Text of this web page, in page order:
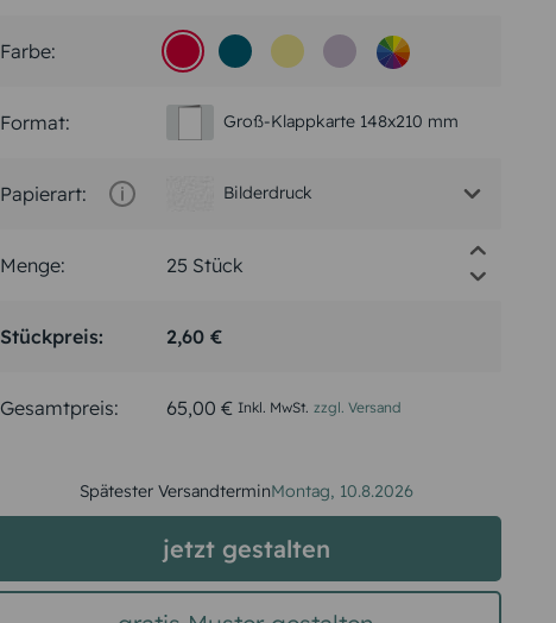
Farbe:
Format: Groß-Klappkarte 148x210 mm
Papierart: Bilderdruck
Menge:
Stückpreis: 2,60 €
Gesamtpreis: 65,00 € Inkl. MwSt. zzgl. Versand
Spätester VersandterminMontag, 10.8.2026
jetzt gestalten